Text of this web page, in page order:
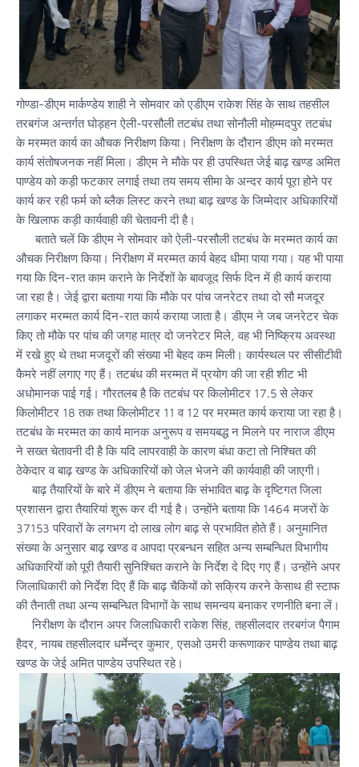
गोण्डा-डीएम मार्कण्डेय शाही ने सोमवार को एडीएम राकेश सिंह के साथ तहसील
तरबगंज अन्तर्गत घोड़हन ऐली-परसौली तटबंध तथा सोनौली मोहम्मदपुर तटबंध
के मरम्मत कार्य का औचक निरीक्षण किया। निरीक्षण के दौरान डीएम को मरम्मत
कार्य संतोषजनक नहीं मिला। डीएम ने मौके पर ही उपस्थित जेई बाढ़ खण्ड अमित
पाण्डेय को कड़ी फटकार लगाई तथा तय समय सीमा के अन्दर कार्य पूरा होने पर
कार्य कर रही फर्म को ब्लैक लिस्ट करने तथा बाढ़ खण्ड के जिम्मेदार अधिकारियों
के खिलाफ कड़ी कार्यवाही की चेतावनी दी है।
बताते चलें कि डीएम ने सोमवार को ऐली-परसौली तटबंध के मरम्मत कार्य का
औचक निरीक्षण किया। निरीक्षण में मरम्मत कार्य बेहद धीमा पाया गया। यह भी पाया
गया कि दिन-रात काम कराने के निर्देशों के बावजूद सिर्फ दिन में ही कार्य कराया
जा रहा है। जेई द्वारा बताया गया कि मौके पर पांच जनरेटर तथा दो सौ मजदूर
लगाकर मरम्मत कार्य दिन-रात कार्य कराया जाता है। डीएम ने जब जनरेटर चेक
किए तो मौके पर पांच की जगह मात्र दो जनरेटर मिले, वह भी निष्क्रिय अवस्था
में रखे हुए थे तथा मजदूरों की संख्या भी बेहद कम मिली। कार्यस्थल पर सीसीटीवी
कैमरे नहीं लगाए गए हैं। तटबंध की मरम्मत में प्रयोग की जा रही शीट भी
अधोमानक पाई गई। गौरतलब है कि तटबंध पर किलोमीटर 17.5 से लेकर
किलोमीटर 18 तक तथा किलोमीटर 11 व 12 पर मरम्मत कार्य कराया जा रहा है।
तटबंध के मरम्मत का कार्य मानक अनुरूप व समयबद्ध न मिलने पर नाराज डीएम
ने सख्त चेतावनी दी है कि यदि लापरवाही के कारण बंधा कटा तो निश्चित की
ठेकेदार व बाढ़ खण्ड के अधिकारियों को जेल भेजने की कार्यवाही की जाएगी।
बाढ़ तैयारियों के बारे में डीएम ने बताया कि संभावित बाढ़ के दृष्टिगत जिला
प्रशासन द्वारा तैयारियां शुरू कर दी गई है। उन्होंने बताया कि 1464 मजरों के
37153 परिवारों के लगभग दो लाख लोग बाढ़ से प्रभावित होते हैं। अनुमानित
संख्या के अनुसार बाढ़ खण्ड व आपदा प्रबन्धन सहित अन्य सम्बन्धित विभागीय
अधिकारियों को पूरी तैयारी सुनिश्चित कराने के निर्देश दे दिए गए हैं। उन्होंने अपर
जिलाधिकारी को निर्देश दिए हैं कि बाढ़ चैकियों को सक्रिय करने केसाथ ही स्टाफ
की तैनाती तथा अन्य सम्बन्धित विभागों के साथ समन्वय बनाकर रणनीति बना लें।
निरीक्षण के दौरान अपर जिलाधिकारी राकेश सिंह, तहसीलदार तरबगंज पैगाम
हैदर, नायब तहसीलदार धर्मेन्द्र कुमार, एसओ उमरी करूणाकर पाण्डेय तथा बाढ़
खण्ड के जेई अमित पाण्डेय उपस्थित रहे।